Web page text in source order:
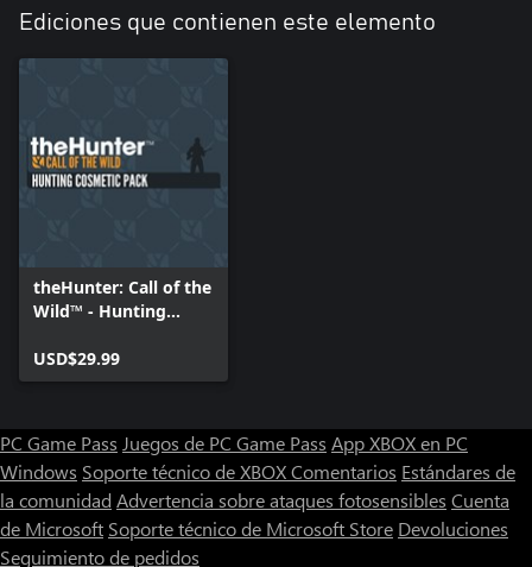
Ediciones que contienen este elemento
theHunter: Call of the
Wild™ - Hunting
USD$29.99
PC Game Pass Juegos de PC Game Pass App XBOX en PC
Windows Soporte técnico de XBOXComentarios Estándares de
la comunidad Advertencia sobre ataques fotosensibles Cuenta
de Microsoft Soporte técnico de Microsoft Store Devoluciones
Seguimiento de pedidos